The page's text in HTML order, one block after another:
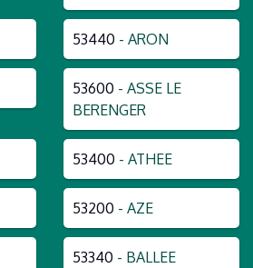
53440 - ARON
53600 - ASSE LE
BERENGER
53400 - ATHEE
53200 - AZE
53340 - BALLEE